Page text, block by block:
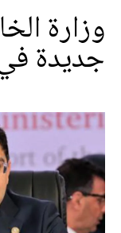
وزارة
جديدة